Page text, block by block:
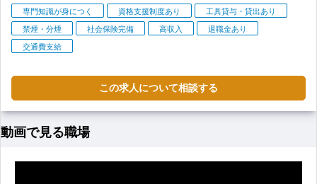
だ
わ
り
専門知識が身につく 資格支援制度あり 工具貸与・貸出あり
禁煙・分煙 社会保険完備 高収入 退職金あり
交通費支給
この求人について相談する
動画で見る職場